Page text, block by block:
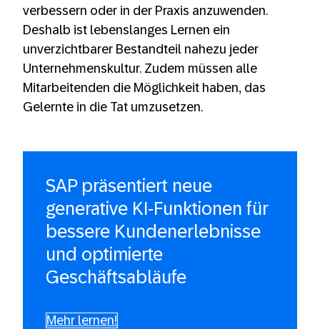
verbessern oder in der Praxis anzuwenden.
Deshalb ist lebenslanges Lernen ein
unverzichtbarer Bestandteil nahezu jeder
Unternehmenskultur. Zudem müssen alle
Mitarbeitenden die Möglichkeit haben, das
Gelernte in die Tat umzusetzen.
SAP präsentiert neue
generative KI-Funktionen für
bessere Kundenerlebnisse
und optimierte
Geschäftsabläufe
Mehr lernen!